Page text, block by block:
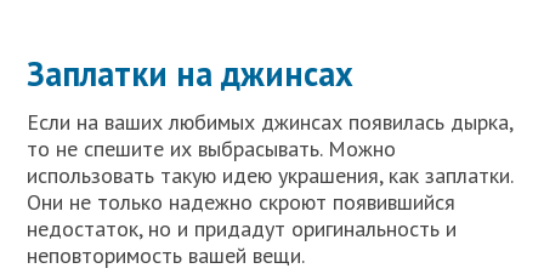
Заплатки на джинсах
Если на ваших любимых джинсах появилась дырка,
то не спешите их выбрасывать. Можно
использовать такую идею украшения, как заплатки.
Они не только надежно скроют появившийся
недостаток, но и придадут оригинальность и
неповторимость вашей вещи.